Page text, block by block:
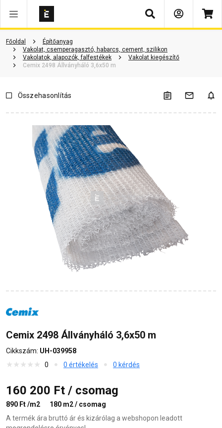
Keresés
Főoldal
Építőanyag
Vakolat, csemperagasztó, habarcs, cement, szilikon
Vakolatok, alapozók, falfestékek
Vakolat kiegészítő
Cemix 2498 Állványháló 3,6x50 m
Vásárlói vélemények Kérdések és válaszok Kapcsolódó cikkek
Összehasonlítás
Cemix 2498 Állványháló 3,6x50 m
Cikkszám: UH-039958
0
0 értékelés 0 kérdés
160 200 Ft / csomag
890 Ft /m2
180 m2 / csomag
A termék ára bruttó ár és kizárólag a webshopon leadott